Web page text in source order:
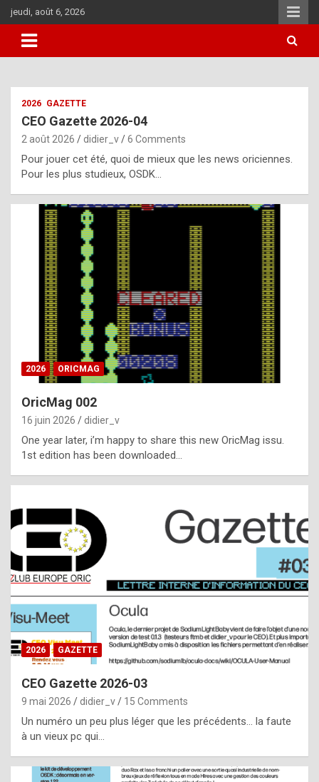
Skip
to
content
jeudi, août 6, 2026
i
u
l
y
d
i
ff
i
l
t
t
s
t
a
s
i
e
f
o
2026 GAZETTE
CEO Gazette 2026-04
2 août 2026 didier_v 6 Comments
Pour jouer cet été, quoi de mieux que les news oriciennes.
Pour les plus studieux, OSDK…
2026 ORICMAG
OricMag 002
16 juin 2026 didier_v
One year later, i’m happy to share this new OricMag issu.
1st edition has been downloaded…
2026 GAZETTE
CEO Gazette 2026-03
9 mai 2026 didier_v 15 Comments
Un numéro un peu plus léger que les précédents… la faute
à un vieux pc qui…